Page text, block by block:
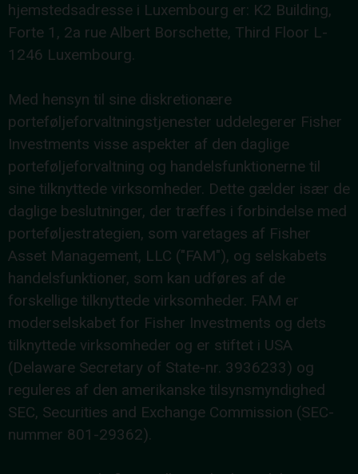
hjemstedsadresse i Luxembourg er: K2 Building,
Forte 1, 2a rue Albert Borschette, Third Floor L-
1246 Luxembourg.
Med hensyn til sine diskretionære
porteføljeforvaltningstjenester uddelegerer Fisher
Investments visse aspekter af den daglige
porteføljeforvaltning og handelsfunktionerne til
sine tilknyttede virksomheder. Dette gælder især de
daglige beslutninger, der træffes i forbindelse med
porteføljestrategien, som varetages af Fisher
Asset Management, LLC ("FAM"), og selskabets
handelsfunktioner, som kan udføres af de
forskellige tilknyttede virksomheder. FAM er
moderselskabet for Fisher Investments og dets
tilknyttede virksomheder og er stiftet i USA
(Delaware Secretary of State-nr. 3936233) og
reguleres af den amerikanske tilsynsmyndighed
SEC, Securities and Exchange Commission (SEC-
nummer 801-29362).